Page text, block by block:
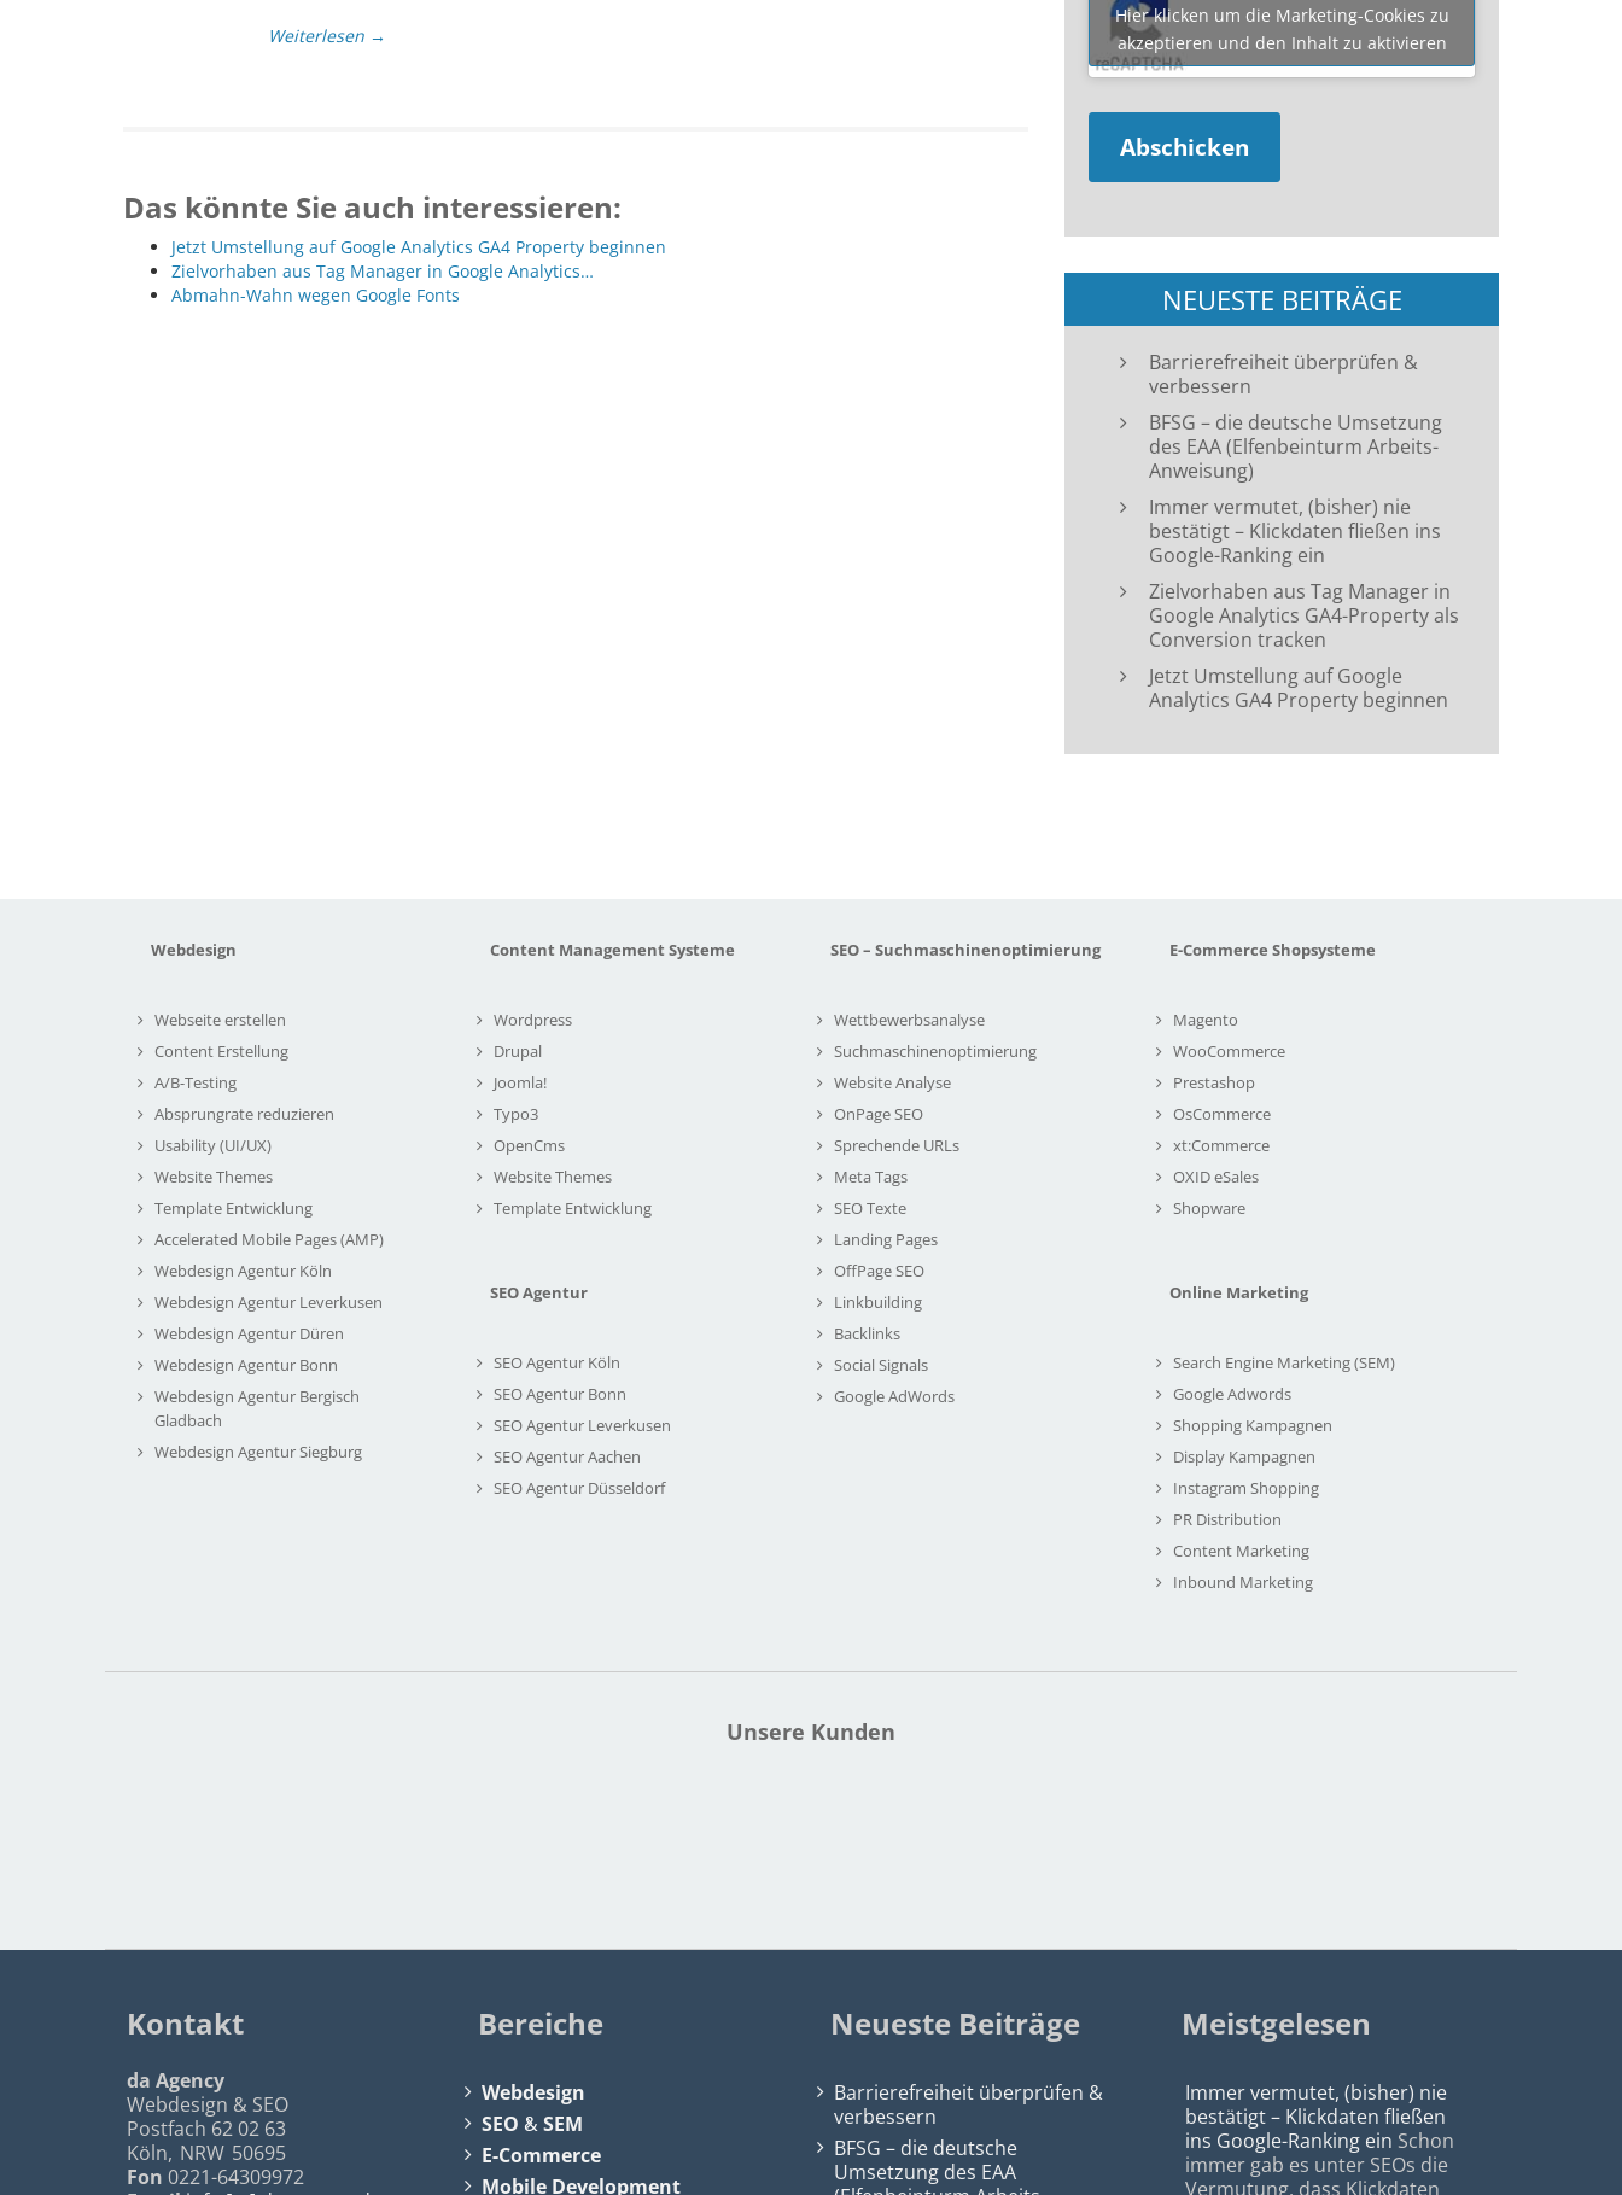
Weiterlesen →
Das könnte Sie auch interessieren:
Jetzt Umstellung auf Google Analytics GA4 Property beginnen
Zielvorhaben aus Tag Manager in Google Analytics…
Abmahn-Wahn wegen Google Fonts
Hier klicken um die Marketing-Cookies zu
akzeptieren und den Inhalt zu aktivieren
NEUESTE BEITRÄGE
Barrierefreiheit überprüfen &
verbessern
BFSG – die deutsche Umsetzung
des EAA (Elfenbeinturm Arbeits-
Anweisung)
Immer vermutet, (bisher) nie
bestätigt – Klickdaten fließen ins
Google-Ranking ein
Zielvorhaben aus Tag Manager in
Google Analytics GA4-Property als
Conversion tracken
Jetzt Umstellung auf Google
Analytics GA4 Property beginnen
Webdesign
Webseite erstellen
Content Erstellung
A/B-Testing
Absprungrate reduzieren
Usability (UI/UX)
Website Themes
Template Entwicklung
Accelerated Mobile Pages (AMP)
Webdesign Agentur Köln
Webdesign Agentur Leverkusen
Webdesign Agentur Düren
Webdesign Agentur Bonn
Webdesign Agentur Bergisch
Gladbach
Webdesign Agentur Siegburg
Content Management Systeme
Wordpress
Drupal
Joomla!
Typo3
OpenCms
Website Themes
Template Entwicklung
SEO Agentur
SEO Agentur Köln
SEO Agentur Bonn
SEO Agentur Leverkusen
SEO Agentur Aachen
SEO Agentur Düsseldorf
SEO – Suchmaschinenoptimierung
Wettbewerbsanalyse
Suchmaschinenoptimierung
Website Analyse
OnPage SEO
Sprechende URLs
Meta Tags
SEO Texte
Landing Pages
OffPage SEO
Linkbuilding
Backlinks
Social Signals
Google AdWords
E-Commerce Shopsysteme
Magento
WooCommerce
Prestashop
OsCommerce
xt:Commerce
OXID eSales
Shopware
Online Marketing
Search Engine Marketing (SEM)
Google Adwords
Shopping Kampagnen
Display Kampagnen
Instagram Shopping
PR Distribution
Content Marketing
Inbound Marketing
Unsere Kunden
Kontakt
da Agency
Webdesign & SEO
Postfach 62 02 63
Köln, NRW 50695
Fon 0221-64309972
Bereiche
Webdesign
SEO &SEM
E-Commerce
Mobile Development
Neueste Beiträge
Barrierefreiheit überprüfen &
verbessern
BFSG – die deutsche
Umsetzung des EAA
Meistgelesen
Immer vermutet, (bisher) nie
bestätigt – Klickdaten fließen
ins Google-Ranking ein Schon
immer gab es unter SEOs die
Vermutung, dass Klickdaten